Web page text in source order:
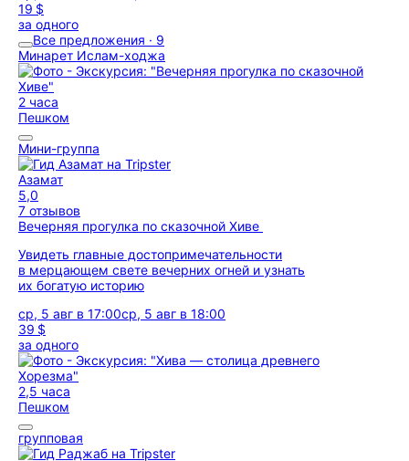
19 $
за одного
Все предложения · 9
Минарет Ислам-ходжа
2 часа
Пешком
Мини-группа
Азамат
5,0
7 отзывов
Вечерняя прогулка по сказочной Хиве
Увидеть главные достопримечательности
в мерцающем свете вечерних огней и узнать
их богатую историю
ср, 5 авг в 17:00ср, 5 авг в 18:00
39 $
за одного
2,5 часа
Пешком
групповая